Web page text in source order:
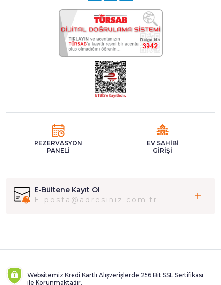
REZERVASYON
PANELİ
EV SAHİBİ
GİRİŞİ
E-Bültene Kayıt Ol
Websitemiz Kredi Kartlı Alışverişlerde 256 Bit SSL Sertifikası
ile Korunmaktadır.